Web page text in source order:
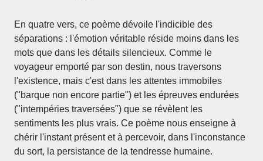
En quatre vers, ce poème dévoile l'indicible des
séparations : l'émotion véritable réside moins dans les
mots que dans les détails silencieux. Comme le
voyageur emporté par son destin, nous traversons
l'existence, mais c'est dans les attentes immobiles
("barque non encore partie") et les épreuves endurées
("intempéries traversées") que se révèlent les
sentiments les plus vrais. Ce poème nous enseigne à
chérir l'instant présent et à percevoir, dans l'inconstance
du sort, la persistance de la tendresse humaine.